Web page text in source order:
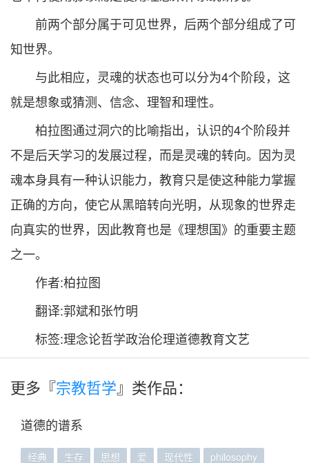
前两个部分属于可见世界，后两个部分组成了可
知世界。
与此相应，灵魂的状态也可以分为4个阶段，这
就是想象或猜测、信念、理智和理性。
柏拉图通过洞穴的比喻指出，认识的4个阶段并
不是后天学习的发展过程，而是灵魂的转向。因为灵
魂本身具有一种认识能力，教育只是使这种能力掌握
正确的方向，使它从黑暗转向光明，从现象的世界走
向真实的世界，因此教育也是《理想国》的重要主题
之一。
作者:柏拉图
翻译:郭斌和张竹明
标签:理念论哲学政治伦理道德教育文艺
更多『宗教哲学』类作品：
道德的谱系
经典 生存 思想 爱 现代性 philosophy